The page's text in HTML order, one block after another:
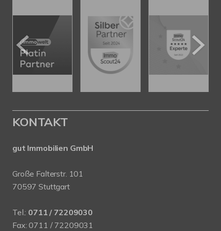
KONTAKT
gut Immobilien GmbH
Große Falterstr. 101
70597 Stuttgart
Tel.: 0711 / 72209030
Fax: 0711 / 72209031